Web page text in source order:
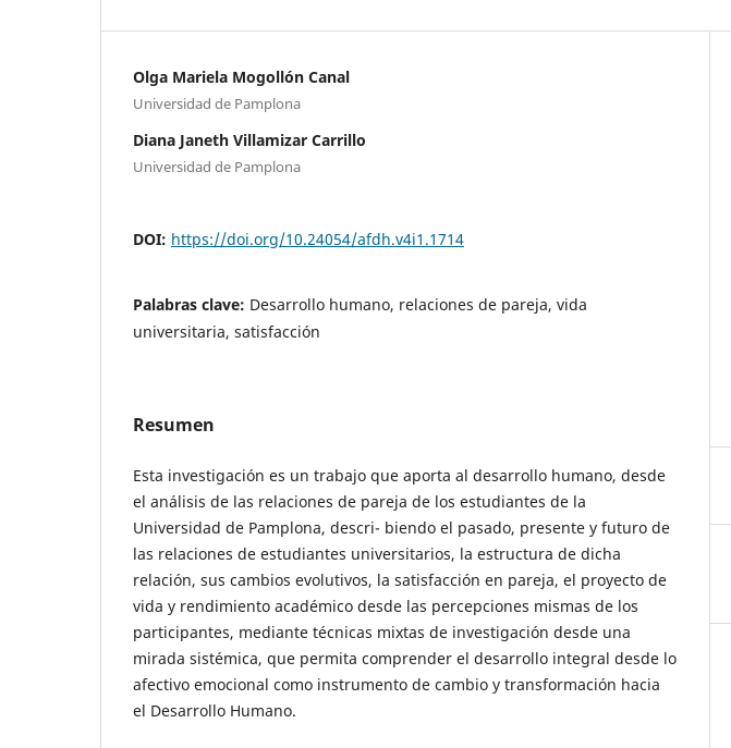
Olga Mariela Mogollón Canal
Universidad de Pamplona
Diana Janeth Villamizar Carrillo
Universidad de Pamplona
DOI: https://doi.org/10.24054/afdh.v4i1.1714
Palabras clave: Desarrollo humano, relaciones de pareja, vida
universitaria, satisfacción
Resumen
Esta investigación es un trabajo que aporta al desarrollo humano, desde
el análisis de las relaciones de pareja de los estudiantes de la
Universidad de Pamplona, descri- biendo el pasado, presente y futuro de
las relaciones de estudiantes universitarios, la estructura de dicha
relación, sus cambios evolutivos, la satisfacción en pareja, el proyecto de
vida y rendimiento académico desde las percepciones mismas de los
participantes, mediante técnicas mixtas de investigación desde una
mirada sistémica, que permita comprender el desarrollo integral desde lo
afectivo emocional como instrumento de cambio y transformación hacia
el Desarrollo Humano.